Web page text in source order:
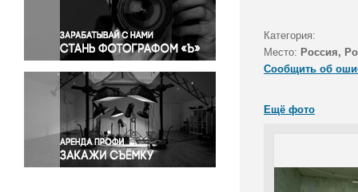
Правосудие
Происшествия и конфликты
Религия
Светская жизнь
Спорт
Экология
Экономика и бизнес
Категория:
Место: Россия,
Сообщить об
Ещё фото